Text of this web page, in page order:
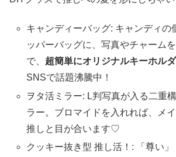
キャンディーバッグ: キャンディの
ッパーバッグに、写真やチャーム
で、 超簡単にオリジナルキーホル
SNSで話題沸騰中！
ヲタ活ミラー: L判写真が入る二重
ラー。ブロマイドを入れれば、メ
推しと目が合います♡
クッキー抜き型 推し活！: 「尊い